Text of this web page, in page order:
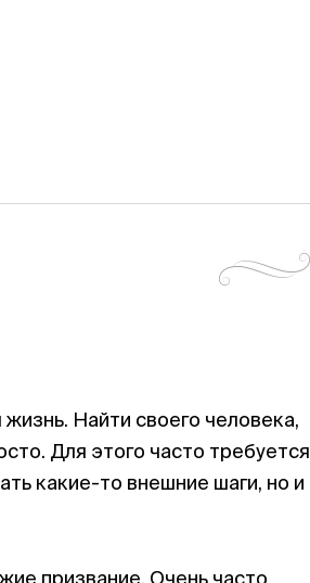
Найти своего человека,
Для этого часто требуется
какие-то внешние шаги, но и
призвание. Очень часто